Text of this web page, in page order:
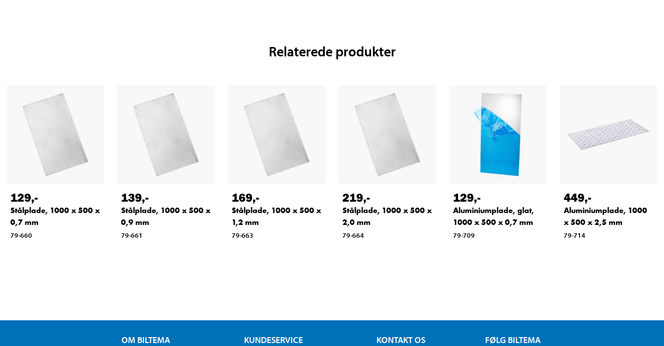
Relaterede produkter
129,-
Stålplade, 1000 x 500 x
0,7 mm
79-660
139,-
Stålplade, 1000 x 500 x
0,9 mm
79-661
169,-
Stålplade, 1000 x 500 x
1,2 mm
79-663
219,-
Stålplade, 1000 x 500 x
2,0 mm
79-664
129,-
Aluminiumplade, glat,
1000 x 500 x 0,7 mm
79-709
449,-
Aluminiumplade, 1000
x 500 x 2,5 mm
79-714
OM BILTEMA KUNDESERVICE KONTAKT OS FØLG BILTEMA